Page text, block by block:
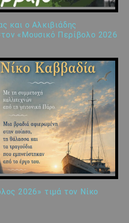
και ο Αλκιβιάδης
«Μουσικό Περίβολο 2026
2026» τιμά τον Νίκο